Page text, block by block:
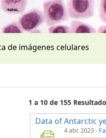
de imágenes celulares
1 a 10 de 155
Data of Antarctic
4 abr. 2023-